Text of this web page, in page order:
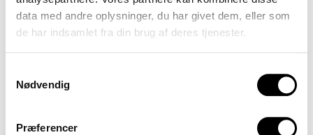
data med andre oplysninger, du har givet dem, eller som
de har indsamlet fra din brug af deres tjenester.
Nødvendig
Præferencer
forsvarende danske mestres hjemmebane, der
også lægger underlag til Champions League i år.
har kritiseret banen i Parken, vores landstræner
har gjort det samme. Set i det lys er anførernes
vurdering nok ikke så overraskende igen,« siger